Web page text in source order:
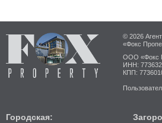
© 2026
«Фокс
ООО «Фокс
ИНН:
КПП:
Городская: